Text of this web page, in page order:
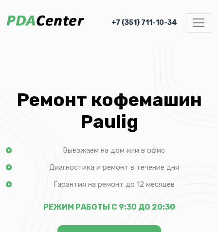
+7 (351) 711-10-34
Ремонт кофемашин
Paulig
Выезжаем на дом или в офис
Диагностика и ремонт в течение дня
Гарантия на ремонт до 12 месяцев
РЕЖИМ РАБОТЫ С 9:30 ДО 20:30